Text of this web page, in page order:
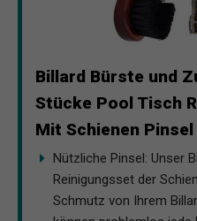
Billard Bürste und
Stücke Pool Tisch
Mit Schienen
Nützliche Pinsel: Unser
Reinigungsset der
Schmutz von Ihrem